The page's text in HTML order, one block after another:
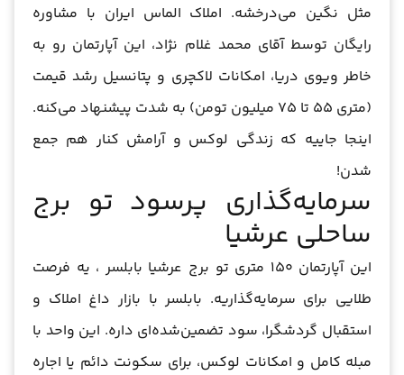
مثل نگین می‌درخشه. املاک الماس ایران با مشاوره
رایگان توسط آقای محمد غلام نژاد، این آپارتمان رو به
خاطر ویوی دریا، امکانات لاکچری و پتانسیل رشد قیمت
(متری 55 تا 75 میلیون تومن) به شدت پیشنهاد می‌کنه.
اینجا جاییه که زندگی لوکس و آرامش کنار هم جمع
شدن!
سرمایه‌گذاری پرسود تو برج
ساحلی عرشیا
این آپارتمان 150 متری تو برج عرشیا بابلسر ، یه فرصت
طلایی برای سرمایه‌گذاریه. بابلسر با بازار داغ املاک و
استقبال گردشگرا، سود تضمین‌شده‌ای داره. این واحد با
مبله کامل و امکانات لوکس، برای سکونت دائم یا اجاره